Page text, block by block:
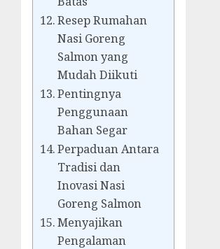
Resep Rumahan
Nasi Goreng
Salmon yang
Mudah Diikuti
Pentingnya
Penggunaan
Bahan Segar
Perpaduan Antara
Tradisi dan
Inovasi Nasi
Goreng Salmon
Menyajikan
Pengalaman